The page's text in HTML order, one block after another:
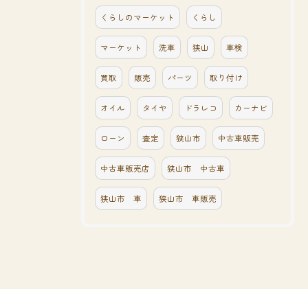
くらしのマーケット くらし
マーケット 洗車 狭山 車検
買取 販売 パーツ 取り付け
オイル タイヤ ドラレコ カーナビ
ローン 査定 狭山市 中古車販売
中古車販売店 狭山市 中古車
狭山市 車 狭山市 車販売